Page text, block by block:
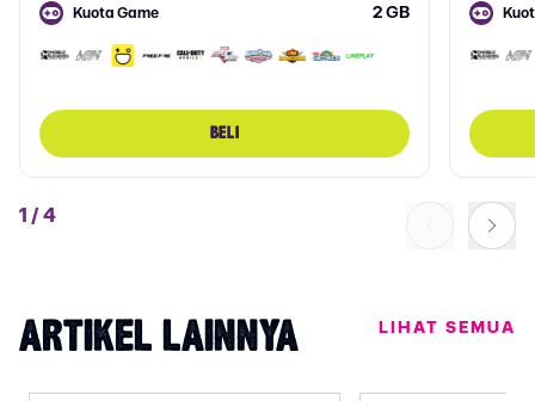
Kuota Game 2 GB
BELI
1 /4
ARTIKEL LAINNYA LIHAT SEMUA